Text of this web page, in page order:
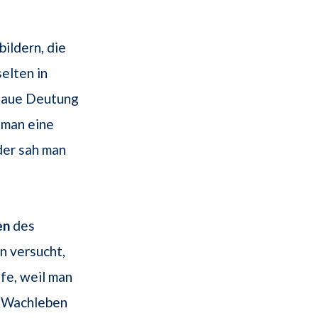
die
in
Deutung
eine
sah man
des
versucht,
weil man